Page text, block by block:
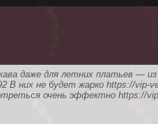
даже для летних платьев — из
В них не будет жарко https://vip-
очень эффектно https://